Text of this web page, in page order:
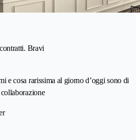
Bravi
e cosa rarissima al giorno d’oggi sono di